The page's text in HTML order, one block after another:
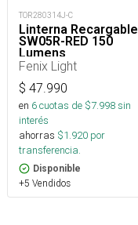
TOR280314J-C
Linterna Recargable
SW05R-RED 150
Lumens
Fenix Light
$ 47.990
en 6cuotas de $7.998sin
interés
ahorras $1.920 por
transferencia.
Disponible
+5 Vendidos